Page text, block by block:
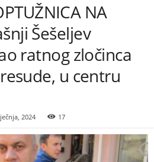
NA
Šešeljev
ratnog zločinca
u centru
2024 17